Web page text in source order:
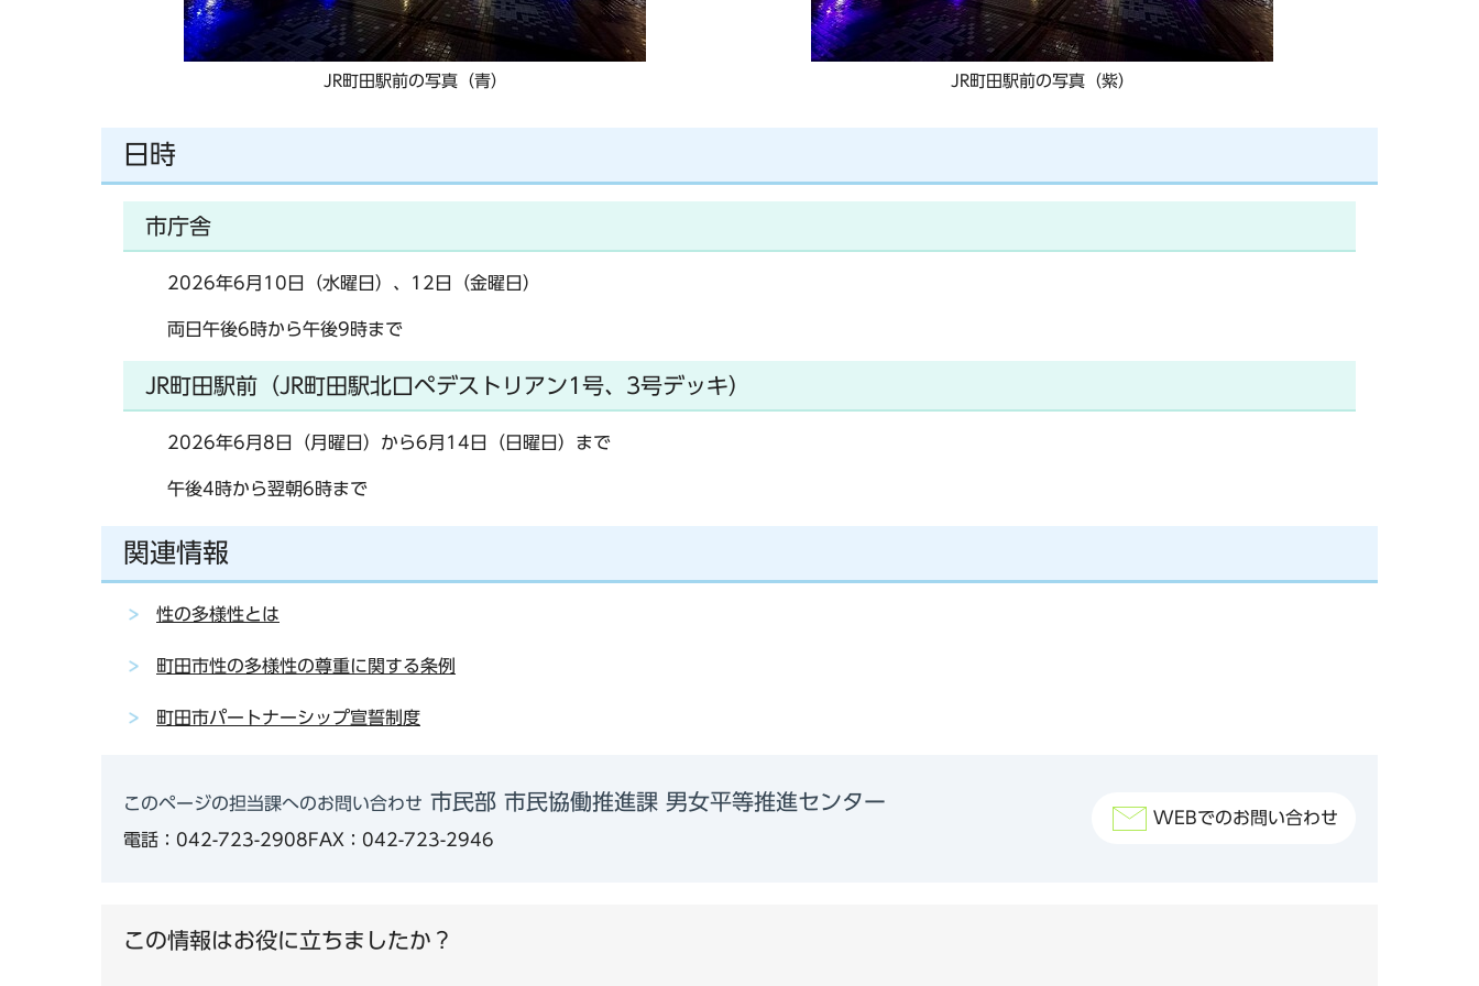
JR町田駅前の写真（青） JR町田駅前の写真（紫）
日時
市庁舎
2026年6月10日（水曜日）、12日（金曜日）
両日午後6時から午後9時まで
JR町田駅前（JR町田駅北口ペデストリアン1号、3号デッキ）
2026年6月8日（月曜日）から6月14日（日曜日）まで
午後4時から翌朝6時まで
関連情報
性の多様性とは
町田市性の多様性の尊重に関する条例
町田市パートナーシップ宣誓制度
このページの担当課へのお問い合わせ 市民部 市民協働推進課 男女平等推進センター
電話：042-723-2908FAX：042-723-2946
WEBでのお問い合わせ
この情報はお役に立ちましたか？